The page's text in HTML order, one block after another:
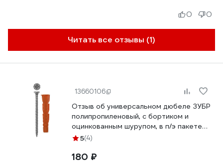
Читать все отзывы (1)
0 0
13660106
Отзыв об универсальном дюбеле ЗУБР
полипропиленовый, с бортиком и
оцинкованным шурупом, в п/э пакете
тип 6, 10х61мм 8 4-301206-10-061
5(4)
180 ₽